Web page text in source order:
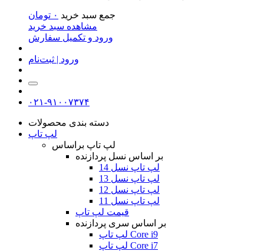
جمع سبد خرید ۰ تومان
مشاهده سبد خرید
ورود و تکمیل سفارش
ورود | ثبت‌نام
۰۲۱-۹۱۰۰۷۳۷۴
دسته بندی محصولات
لپ تاپ
لپ تاپ براساس
بر اساس نسل پردازنده
لپ تاپ نسل 14
لپ تاپ نسل 13
لپ تاپ نسل 12
لپ تاپ نسل 11
قیمت لپ تاپ
بر اساس سری پردازنده
لپ تاپ Core i9
لپ تاپ Core i7